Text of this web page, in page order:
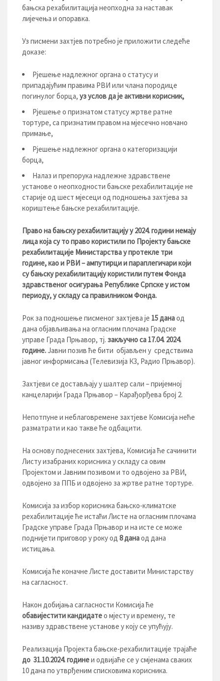
бањска рехабилитација неопходна за наставак
лијечења и опоравка.
Уз писмени захтјев потребно је приложити следеће
доказе:
Рјешење надлежног органа о статусу и
припадајућим правима РВИ или члана породице
погинулог борца, уз услов да је активни корисник,
Рјешење о признатом статусу жртве ратне
тортуре, са признатим правом на мјесечно новчано
примање,
Рјешење надлежног органа о категоризацији
борца,
Налаз и препорука надлежне здравствене
установе о неопходности бањске рехабилитације не
старије од шест мјесеци од подношења захтјева за
кориштење бањске рехабилитације.
Право на бањску рехабилитацију у 2024. години немају
лица која су то право користили по Пројекту бањске
рехабилитације Министарствау протекле три
године, као и РВИ – ампутирци и параплегичари који
су бањску рехабилитацију користили путем Фонда
здравственог осигурања Републике Српске у истом
периоду, у складу са правилником Фонда.
Рок за подношење писменог захтјева је 15 данаод
дана објављивања на огласним плочама Градске
управе Града Прњавор, тј. закључно са 17.04. 2024.
године.Јавни позив ће бити објављен у средствима
јавног информисања (Телевизија К3, Радио Прњавор).
Захтјеви се достављају у шалтер сали – пријемној
канцеларији Града Прњавор – Карађорђева брoj 2.
Непотпуне и неблаговремене захтјеве Комисија неће
разматрати и као такве ће одбацити.
На основу поднесених захтјева, Комисија ће сачинити
Листу изабраних корисника у складу са овим
Пројектом и Јавним позивом и то одвојено за РВИ,
одвојено за ППБ и одвојено за жртве ратне тортуре.
Комисија за избор корисника бањско-климатске
рехабилитације ће истаћи Листе на огласним плочама
Градске управе Града Прњавор и на исте се може
поднијети приговор у року од 8 данаод дана
истицања.
Комисија ће коначне Листе доставити Министарству
на сагласност.
Након добијања сагласности Комисија ће
обавијестити кандидатео мјесту и времену, те
називу здравствене установе у коју се упућују.
Реализација Пројекта бањске-рехабилитације трајаће
до 31.10.2024. годинеи одвијаће се у смјенама сваких
10 дана по утврђеним списковима корисника.